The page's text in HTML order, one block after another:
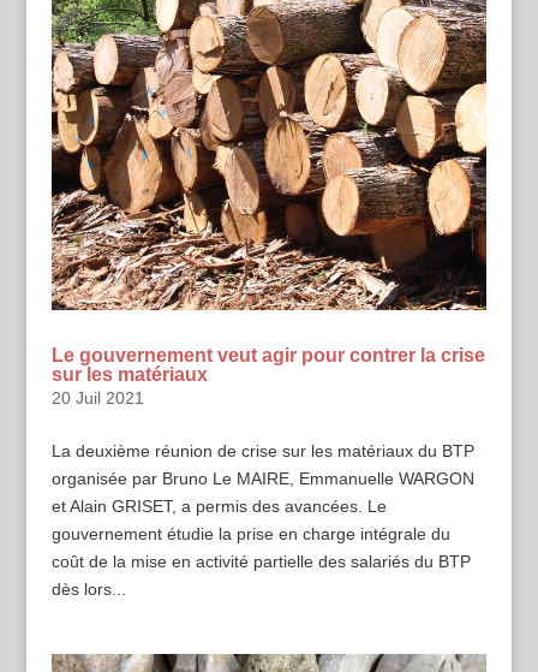
Le gouvernement veut agir pour contrer la crise
sur les matériaux
20 Juil 2021
La deuxième réunion de crise sur les matériaux du BTP
organisée par Bruno Le MAIRE, Emmanuelle WARGON
et Alain GRISET, a permis des avancées. Le
gouvernement étudie la prise en charge intégrale du
coût de la mise en activité partielle des salariés du BTP
dès lors...